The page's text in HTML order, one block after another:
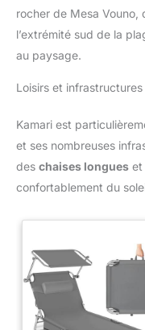
rocher de Mesa Vouno,
l’extrémité sud de la
au paysage.
Loisirs et
Kamari est
et ses nombreuses
des chaises longues et
confortablement du